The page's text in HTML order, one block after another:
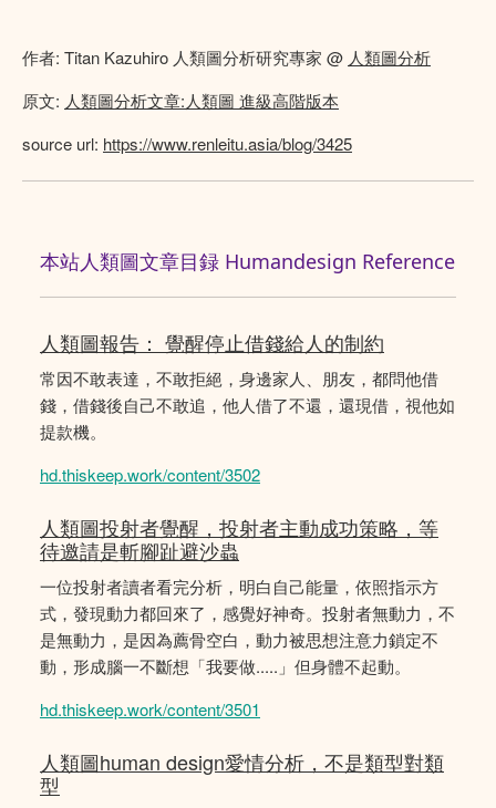
作者: Titan Kazuhiro 人類圖分析研究專家 @ 人類圖分析
原文: 人類圖分析文章:人類圖 進級高階版本
source url: https://www.renleitu.asia/blog/3425
本站人類圖文章目録 Humandesign Reference
人類圖報告： 覺醒停止借錢給人的制約
常因不敢表達，不敢拒絕，身邊家人、朋友，都問他借
錢，借錢後自己不敢追，他人借了不還，還現借，視他如
提款機。
hd.thiskeep.work/content/3502
人類圖投射者覺醒，投射者主動成功策略，等
待邀請是斬腳趾避沙蟲
一位投射者讀者看完分析，明白自己能量，依照指示方
式，發現動力都回來了，感覺好神奇。投射者無動力，不
是無動力，是因為薦骨空白，動力被思想注意力鎖定不
動，形成腦一不斷想「我要做.....」但身體不起動。
hd.thiskeep.work/content/3501
人類圖human design愛情分析，不是類型對類
型